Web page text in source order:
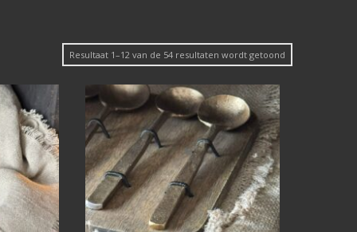
Resultaat 1–12 van de 54 resultaten wordt getoond